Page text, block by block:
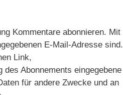
Kommentare abonnieren. Mit
E-Mail-Adresse sind.
Link,
Abonnements eingegebene
für andere Zwecke und an